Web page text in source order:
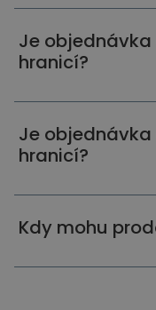
Je
hranicí?
Je
hranicí?
Kdy mohu